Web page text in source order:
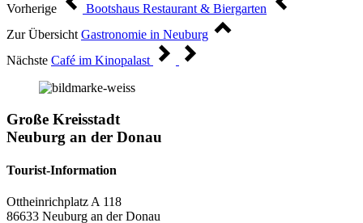
Vorherige
Bootshaus Restaurant & Biergarten
Zur Übersicht Gastronomie in Neuburg
Nächste Café im Kinopalast
Große Kreisstadt
Neuburg an der Donau
Tourist-Information
Ottheinrichplatz A 118
86633 Neuburg an der Donau